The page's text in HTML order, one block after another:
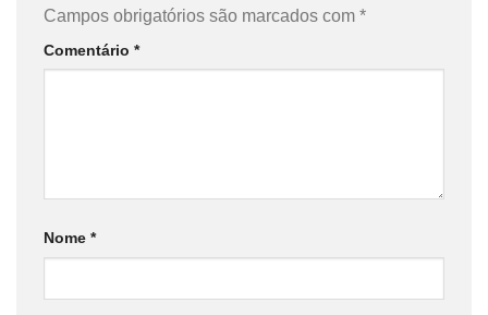
Campos obrigatórios são marcados com *
Comentário *
Nome *